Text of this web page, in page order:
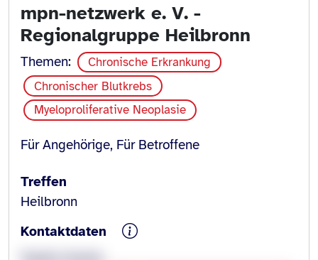
mpn-netzwerk e. V. -
Regionalgruppe Heilbronn
Themen:
Chronische Erkrankung
Chronischer Blutkrebs
Myeloproliferative Neoplasie
Für Angehörige, Für Betroffene
Treffen
Heilbronn
Kontaktdaten